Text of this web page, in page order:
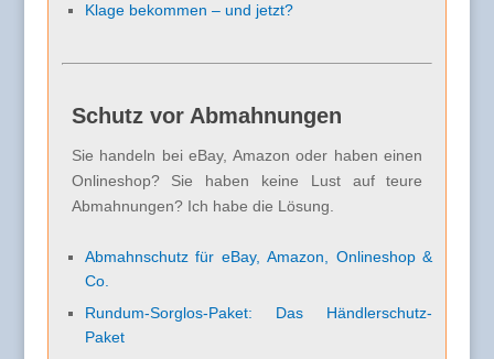
Klage bekommen – und jetzt?
Schutz vor Abmahnungen
Sie handeln bei eBay, Amazon oder haben einen
Onlineshop? Sie haben keine Lust auf teure
Abmahnungen? Ich habe die Lösung.
Abmahnschutz für eBay, Amazon, Onlineshop &
Co.
Rundum-Sorglos-Paket: Das Händlerschutz-
Paket